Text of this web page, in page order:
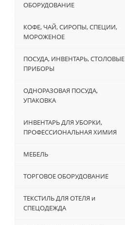
ОБОРУДОВАНИЕ
КОФЕ, ЧАЙ, СИРОПЫ, СПЕЦИИ,
МОРОЖЕНОЕ
ПОСУДА, ИНВЕНТАРЬ, СТОЛОВЫЕ
ПРИБОРЫ
ОДНОРАЗОВАЯ ПОСУДА,
УПАКОВКА
ИНВЕНТАРЬ ДЛЯ УБОРКИ,
ПРОФЕССИОНАЛЬНАЯ ХИМИЯ
МЕБЕЛЬ
ТОРГОВОЕ ОБОРУДОВАНИЕ
ТЕКСТИЛЬ ДЛЯ ОТЕЛЯ и
СПЕЦОДЕЖДА